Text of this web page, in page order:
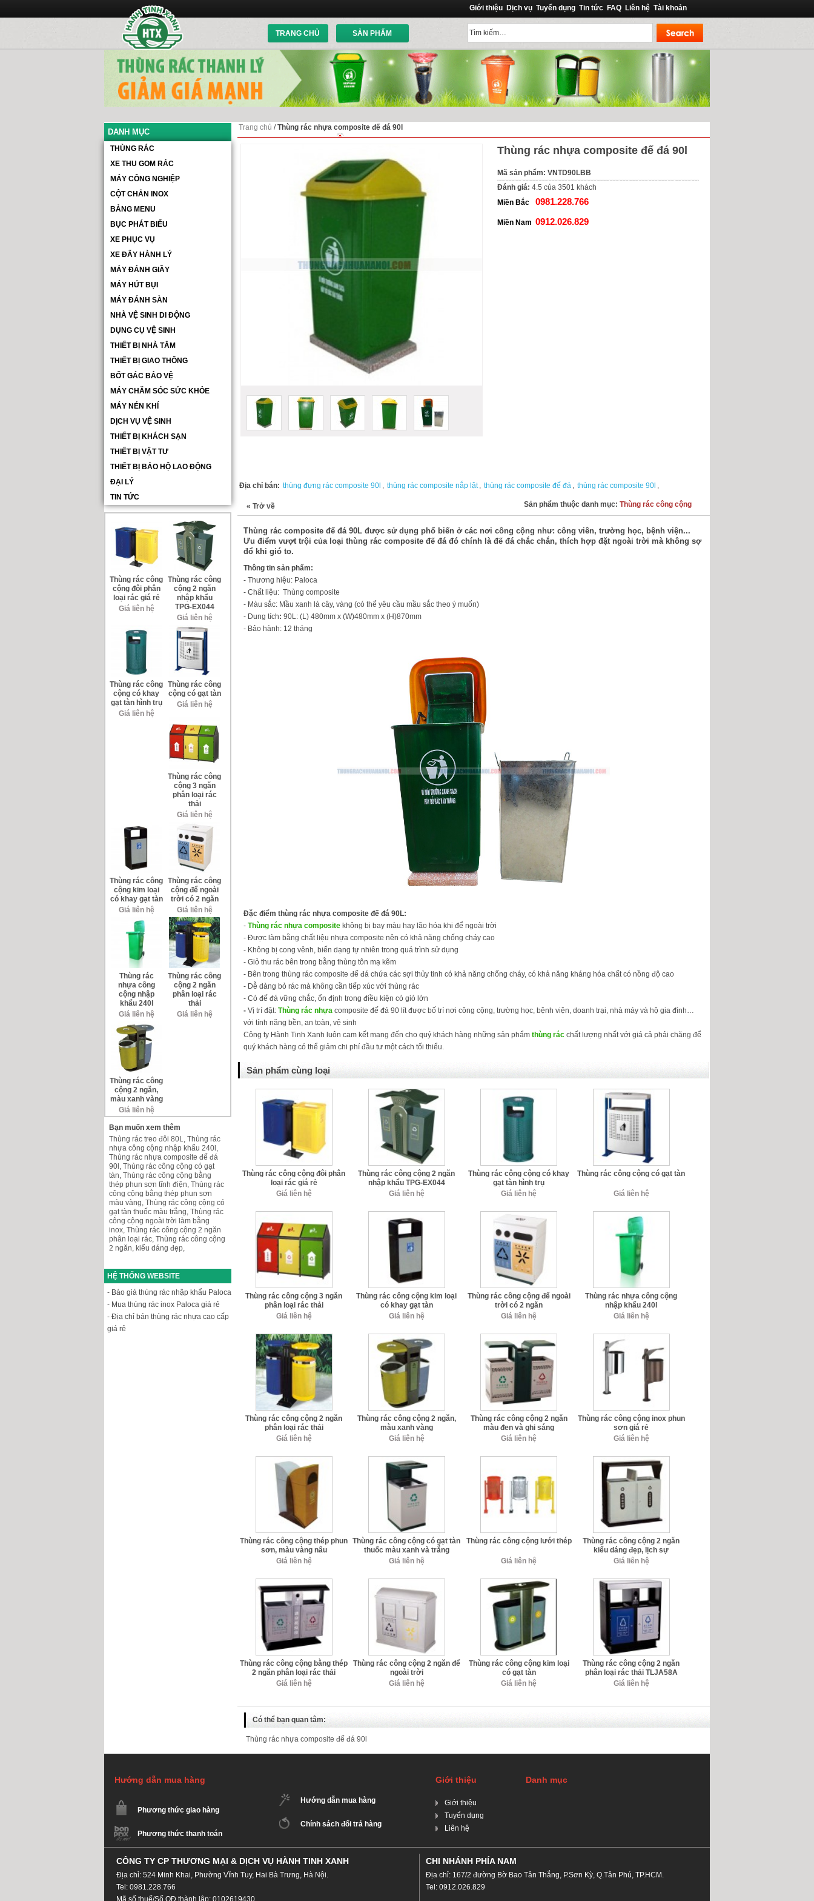
Giới thiệu Dịch vụ Tuyển dụng Tin tức FAQ Liên hệ Tài khoản
TRANG CHỦ SẢN PHẨM
Trang chủ /Thùng rác nhựa composite đế đá 90l
Thùng rác nhựa composite đế đá 90l
Mã sản phẩm: VNTD90LBB
Đánh giá: 4.5 của 3501 khách
Miền Bắc
0981.228.766
Miền Nam 0912.026.829
Địa chỉ bán: thùng đựng rác composite 90l , thùng rác composite nắp lật , thùng rác composite đế đá , thùng rác composite 90l ,
« Trở về Sản phẩm thuộc danh mục: Thùng rác công cộng
Thùng rác composite đế đá 90L được sử dụng phổ biến ở các nơi công cộng như: công viên, trường học, bệnh viện...
Ưu điểm vượt trội của loại thùng rác composite đế đá đó chính là đế đá chắc chắn, thích hợp đặt ngoài trời mà không sợ
đổ khi gió to.
Thông tin sản phẩm:
- Thương hiệu: Paloca
- Chất liệu: Thùng composite
- Màu sắc: Mầu xanh lá cây, vàng (có thể yêu cầu mầu sắc theo ý muốn)
- Dung tích: 90L: (L) 480mm x (W)480mm x (H)870mm
- Bảo hành: 12 tháng
Đặc điểm thùng rác nhựa composite đế đá 90L:
- Thùng rác nhựa composite không bị bay màu hay lão hóa khi để ngoài trời
- Được làm bằng chất liệu nhựa composite nên có khả năng chống cháy cao
- Không bị cong vênh, biến dạng tự nhiên trong quá trình sử dụng
- Giỏ thu rác bên trong bằng thùng tôn mạ kẽm
- Bên trong thùng rác composite đế đá chứa các sợi thủy tinh có khả năng chống cháy, có khả năng kháng hóa chất có nồng độ cao
- Dễ dàng bỏ rác mà không cần tiếp xúc với thùng rác
- Có đế đá vững chắc, ổn định trong điều kiện có gió lớn
- Vị trí đặt: Thùng rác nhựa composite đế đá 90 lít được bố trí nơi công cộng, trường học, bệnh viện, doanh trại, nhà máy và hộ gia đình…
với tính năng bền, an toàn, vệ sinh
Công ty Hành Tinh Xanh luôn cam kết mang đến cho quý khách hàng những sản phẩm thùng rác chất lượng nhất với giá cả phải chăng để
quý khách hàng có thể giảm chi phí đầu tư một cách tối thiểu.
Sản phẩm cùng loại
Thùng rác công cộng đôi phân
loại rác giá rẻ
Giá liên hệ
Thùng rác công cộng 2 ngăn
nhập khẩu TPG-EX044
Giá liên hệ
Thùng rác công cộng có khay
gạt tàn hình trụ
Giá liên hệ
Thùng rác công cộng có gạt tàn
Giá liên hệ
Thùng rác công cộng 3 ngăn
phân loại rác thải
Giá liên hệ
Thùng rác công cộng kim loại
có khay gạt tàn
Giá liên hệ
Thùng rác công cộng để ngoài
trời có 2 ngăn
Giá liên hệ
Thùng rác nhựa công cộng
nhập khẩu 240l
Giá liên hệ
Thùng rác công cộng 2 ngăn
phân loại rác thải
Giá liên hệ
Thùng rác công cộng 2 ngăn,
màu xanh vàng
Giá liên hệ
Thùng rác công cộng 2 ngăn
màu đen và ghi sáng
Giá liên hệ
Thùng rác công cộng inox phun
sơn giá rẻ
Giá liên hệ
Thùng rác công cộng thép phun
sơn, màu vàng nâu
Giá liên hệ
Thùng rác công cộng có gạt tàn
thuốc màu xanh và trắng
Giá liên hệ
Thùng rác công cộng lưới thép
Giá liên hệ
Thùng rác công cộng 2 ngăn
kiểu dáng đẹp, lịch sự
Giá liên hệ
Thùng rác công cộng bằng thép
2 ngăn phân loại rác thải
Giá liên hệ
Thùng rác công cộng 2 ngăn để
ngoài trời
Giá liên hệ
Thùng rác công cộng kim loại
có gạt tàn
Giá liên hệ
Thùng rác công cộng 2 ngăn
phân loại rác thải TLJA58A
Giá liên hệ
Có thể bạn quan tâm:
Thùng rác nhựa composite đế đá 90l
DANH MỤC
THÙNG RÁC
XE THU GOM RÁC
MÁY CÔNG NGHIỆP
CỘT CHẮN INOX
BẢNG MENU
BỤC PHÁT BIỂU
XE PHỤC VỤ
XE ĐẨY HÀNH LÝ
MÁY ĐÁNH GIẦY
MÁY HÚT BỤI
MÁY ĐÁNH SÀN
NHÀ VỆ SINH DI ĐỘNG
DỤNG CỤ VỆ SINH
THIẾT BỊ NHÀ TẮM
THIẾT BỊ GIAO THÔNG
BỐT GÁC BẢO VỆ
MÁY CHĂM SÓC SỨC KHỎE
MÁY NÉN KHÍ
DỊCH VỤ VỆ SINH
THIẾT BỊ KHÁCH SẠN
THIẾT BỊ VẬT TƯ
THIẾT BỊ BẢO HỘ LAO ĐỘNG
ĐẠI LÝ
TIN TỨC
Thùng rác công
cộng đôi phân
loại rác giá rẻ
Giá liên hệ
Thùng rác công
cộng 2 ngăn
nhập khẩu
TPG-EX044
Giá liên hệ
Thùng rác công
cộng có khay
gạt tàn hình trụ
Giá liên hệ
Thùng rác công
cộng có gạt tàn
Giá liên hệ
Thùng rác công
cộng 3 ngăn
phân loại rác
thải
Giá liên hệ
Thùng rác công
cộng kim loại
có khay gạt tàn
Giá liên hệ
Thùng rác công
cộng để ngoài
trời có 2 ngăn
Giá liên hệ
Thùng rác
nhựa công
cộng nhập
khẩu 240l
Giá liên hệ
Thùng rác công
cộng 2 ngăn
phân loại rác
thải
Giá liên hệ
Thùng rác công
cộng 2 ngăn,
màu xanh vàng
Giá liên hệ
Bạn muốn xem thêm
Thùng rác treo đôi 80L
Thùng rác
nhựa công cộng nhập khẩu 240l
Thùng rác nhựa composite đế đá
90l Thùng rác công cộng có gạt
tàn Thùng rác công cộng bằng
thép phun sơn tĩnh điện Thùng rác
công cộng bằng thép phun sơn
màu vàng Thùng rác công cộng có
gạt tàn thuốc màu trắng Thùng rác
công cộng ngoài trời làm bằng
inox Thùng rác công cộng 2 ngăn
phân loại rác Thùng rác công cộng
2 ngăn, kiểu dáng đẹp
HỆ THỐNG WEBSITE
- Báo giá thùng rác nhập khẩu Paloca
- Mua thùng rác inox Paloca giá rẻ
- Địa chỉ bán thùng rác nhựa cao cấp
giá rẻ
Hướng dẫn mua hàng
Phương thức giao hàng
Phương thức thanh toán
Hướng dẫn mua hàng
Chính sách đổi trả hàng
Giới thiệu
Giới thiệu
Tuyển dụng
Liên hệ
Danh mục
CÔNG TY CP THƯƠNG MẠI & DỊCH VỤ HÀNH TINH XANH
Địa chỉ: 524 Minh Khai, Phường Vĩnh Tuy, Hai Bà Trưng, Hà Nội.
Tel: 0981.228.766
Mã số thuế/Số QĐ thành lập: 0102619430
CHI NHÁNH PHÍA NAM
Địa chỉ: 167/2 đường Bờ Bao Tân Thắng, P.Sơn Kỳ, Q.Tân Phú, TP.HCM.
Tel: 0912.026.829